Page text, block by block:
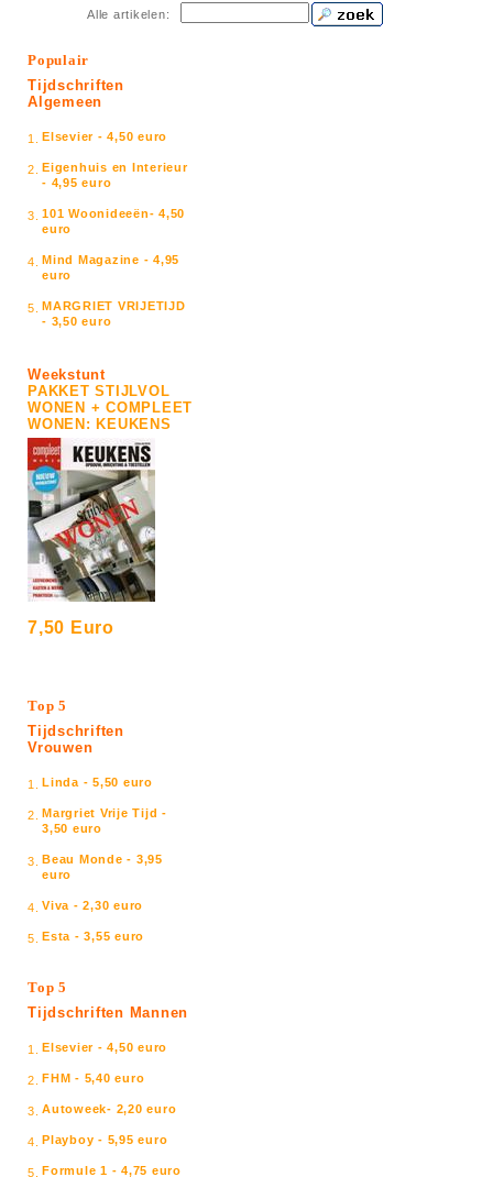
Alle artikelen:
Populair
Tijdschriften
Algemeen
1. Elsevier - 4,50 euro
2. Eigenhuis en Interieur
- 4,95 euro
3. 101 Woonideeën- 4,50
euro
4. Mind Magazine - 4,95
euro
5. MARGRIET VRIJETIJD
- 3,50 euro
Weekstunt
PAKKET STIJLVOL
WONEN + COMPLEET
WONEN: KEUKENS
7,50 Euro
Top 5
Tijdschriften
Vrouwen
1. Linda - 5,50 euro
2. Margriet Vrije Tijd -
3,50 euro
3. Beau Monde - 3,95
euro
4. Viva - 2,30 euro
5. Esta - 3,55 euro
Top 5
Tijdschriften Mannen
1. Elsevier - 4,50 euro
2. FHM - 5,40 euro
3. Autoweek- 2,20 euro
4. Playboy - 5,95 euro
5. Formule 1 - 4,75 euro